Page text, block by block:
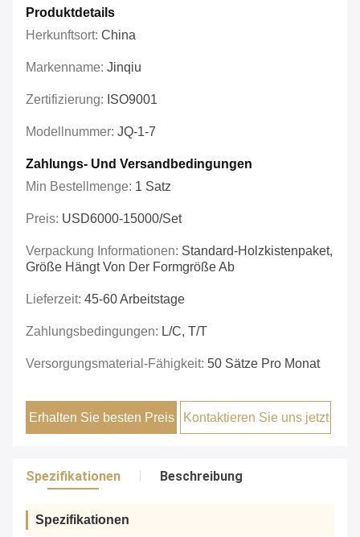
Produktdetails
Herkunftsort: China
Markenname: Jinqiu
Zertifizierung: ISO9001
Modellnummer: JQ-1-7
Zahlungs- Und Versandbedingungen
Min Bestellmenge: 1 Satz
Preis: USD6000-15000/set
Verpackung Informationen: Standard-Holzkistenpaket,
Größe Hängt Von Der Formgröße Ab
Lieferzeit: 45-60 Arbeitstage
Zahlungsbedingungen: L/C, T/T
Versorgungsmaterial-Fähigkeit: 50 Sätze Pro Monat
Erhalten Sie besten Preis Kontaktieren Sie uns jetzt
Spezifikationen Beschreibung
Spezifikationen